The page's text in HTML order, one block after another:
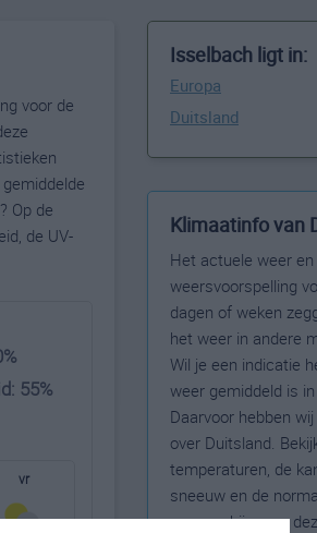
voor de
Op de
de UV-
55%
vr
Isselbach ligt in:
Europa
Duitsland
Klimaatinfo van
Het actuele weer en
weersvoorspelling
dagen of weken
het weer in andere
Wil je een indicatie
weer gemiddeld is
Daarvoor hebben
over Duitsland.
temperaturen, de
sneeuw en de
zonneschijn voor